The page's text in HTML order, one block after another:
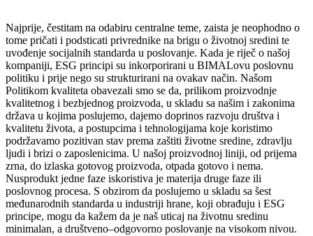
Najprije, čestitam na odabiru centralne teme, zaista je neophodno o
tome pričati i podsticati privrednike na brigu o životnoj sredini te
uvođenje socijalnih standarda u poslovanje. Kada je riječ o našoj
kompaniji, ESG principi su inkorporirani u BIMALovu poslovnu
politiku i prije nego su strukturirani na ovakav način. Našom
Politikom kvaliteta obavezali smo se da, prilikom proizvodnje
kvalitetnog i bezbjednog proizvoda, u skladu sa našim i zakonima
država u kojima poslujemo, dajemo doprinos razvoju društva i
kvalitetu života, a postupcima i tehnologijama koje koristimo
podržavamo pozitivan stav prema zaštiti životne sredine, zdravlju
ljudi i brizi o zaposlenicima. U našoj proizvodnoj liniji, od prijema
zrna, do izlaska gotovog proizvoda, otpada gotovo i nema.
Nusprodukt jedne faze iskoristiva je materija druge faze ili
poslovnog procesa. S obzirom da poslujemo u skladu sa šest
međunarodnih standarda u industriji hrane, koji obrađuju i ESG
principe, mogu da kažem da je naš uticaj na životnu sredinu
minimalan, a društveno–odgovorno poslovanje na visokom nivou.